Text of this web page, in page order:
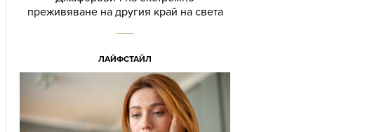
преживяване на другия край на света
ЛАЙФСТАЙЛ